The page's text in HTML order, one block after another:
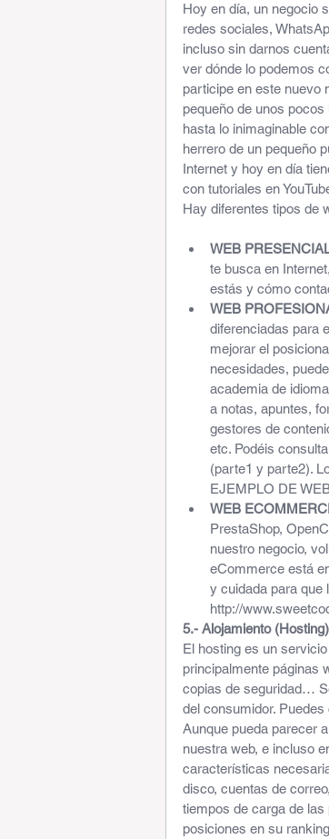
Hoy en día, un negocio
redes sociales,
incluso sin darnos
ver dónde lo podemos
participe en este nuevo
pequeño de unos
hasta lo inimaginable
herrero de un pequeño
Internet y hoy en día
con tutoriales en
Hay diferentes tipos de
WEB
te busca en
estás y cómo
WEB
diferenciadas para
mejorar el
necesidades,
academia de
a notas, apuntes,
gestores de
etc. Podéis
(parte1 y parte2).
EJEMPLO DE
WEB
PrestaShop,
nuestro negocio,
eCommerce está
y cuidada para que
http://
5.- Alojamiento (Hosting)
El hosting es un
principalmente páginas
copias de seguridad…
del consumidor.
Aunque pueda parecer
nuestra web, e incluso
características
disco, cuentas de
tiempos de carga de
posiciones en su